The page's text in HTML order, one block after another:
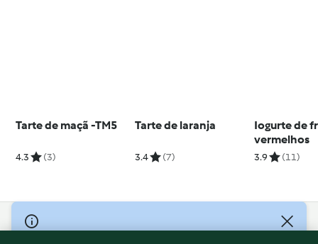
Tarte de maçã -TM5
4.3 (3)
Tarte de laranja
3.4 (7)
Iogurte de
vermelhos
3.9 (11)
© Copyright 2026